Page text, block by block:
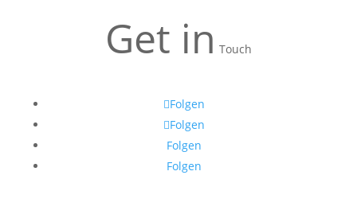
Get in Touch
Folgen
Folgen
Folgen
Folgen